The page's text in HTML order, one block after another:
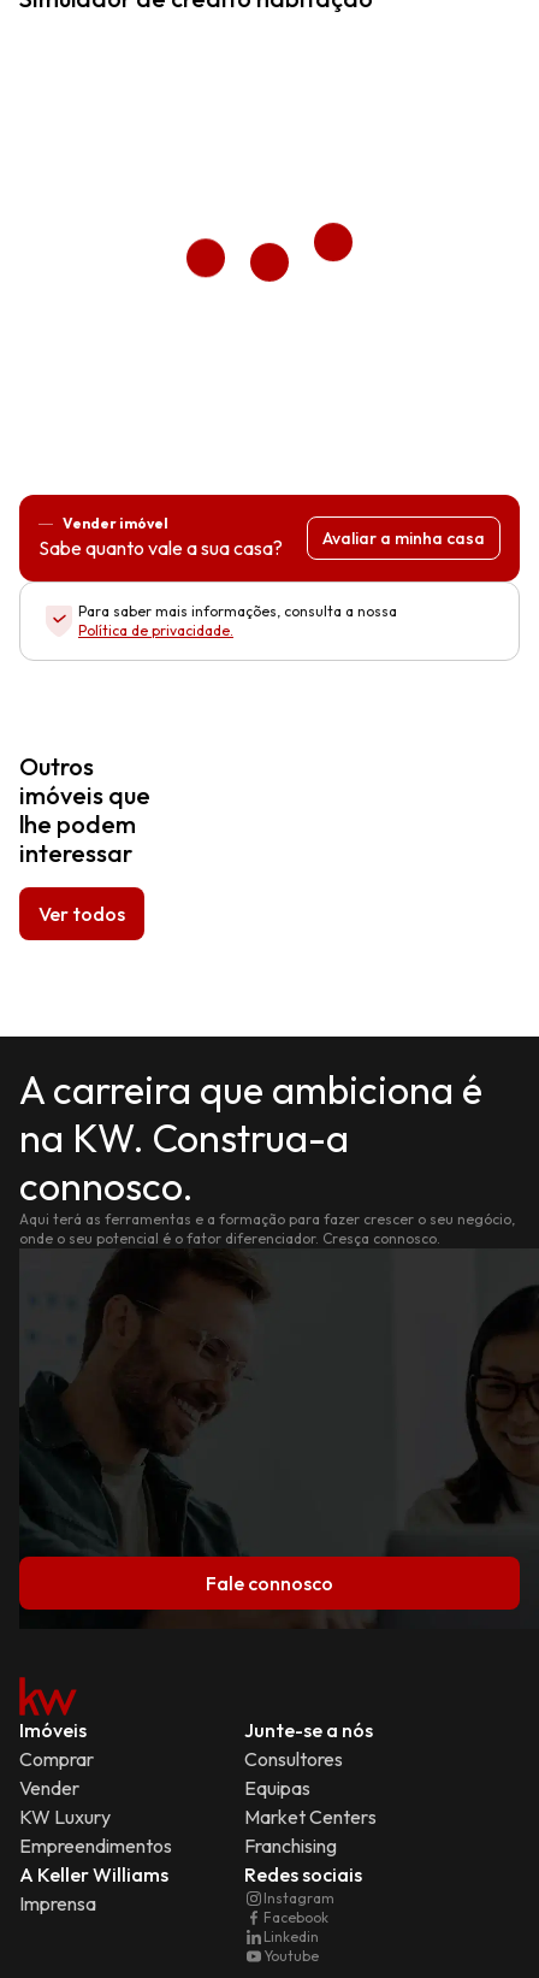
Vender imóvel
Sabe quanto vale a sua casa? Avaliar a minha casa
Para saber mais informações, consulta a nossa
Política de privacidade.
Outros
imóveis que
lhe podem
interessar
Ver todos
A carreira que ambiciona é
na KW. Construa-a
connosco.
Aqui terá as ferramentas e a formação para fazer crescer o seu negócio,
onde o seu potencial é o fator diferenciador. Cresça connosco.
Fale connosco
Imóveis
Comprar
Vender
KW Luxury
Empreendimentos
Junte-se a nós
Consultores
Equipas
Market Centers
Franchising
A Keller Williams
Imprensa
Redes sociais
Instagram
Facebook
Linkedin
Youtube